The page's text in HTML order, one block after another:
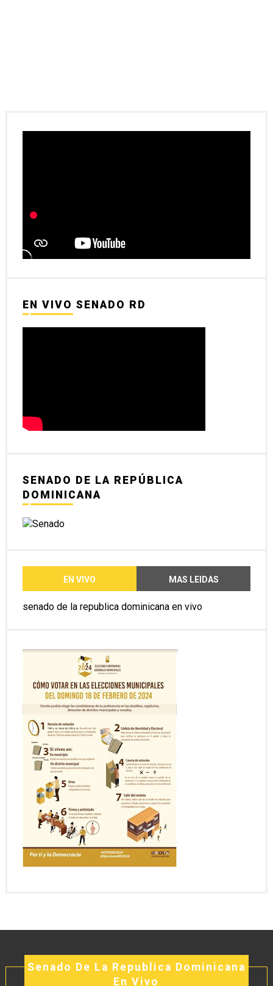
EN VIVO SENADO RD
SENADO DE LA REPÚBLICA
DOMINICANA
EN VIVO MAS LEIDAS
senado de la republica dominicana en vivo
Senado De La Republica Dominicana
En Vivo